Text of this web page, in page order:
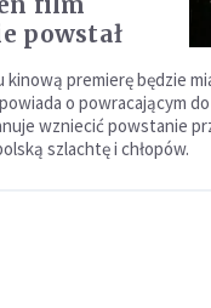
powstał
premierę będzie
o powracającym
wzniecić powstanie
szlachtę i chłopów.